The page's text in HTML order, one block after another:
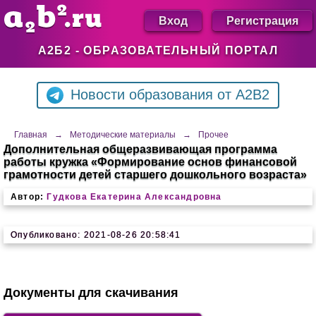
А2Б2 - ОБРАЗОВАТЕЛЬНЫЙ ПОРТАЛ
Вход Регистрация
Новости образования от A2B2
Главная → Методические материалы → Прочее
Дополнительная общеразвивающая программа
работы кружка «Формирование основ финансовой
грамотности детей старшего дошкольного возраста»
Автор: Гудкова Екатерина Александровна
Опубликовано: 2021-08-26 20:58:41
Документы для скачивания